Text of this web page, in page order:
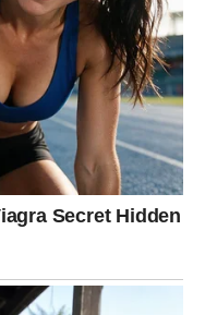
isplate.
sada dobijate jasan
donose odluke
Iznenadna ponuda ili
da ste spremni
kao